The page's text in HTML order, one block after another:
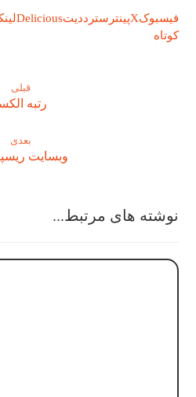
فیسبوکXپینترسترددیتDelicious
کوتاه
قبلی
رتبه
بعدی
وبسایت
نوشته های مرتبط...